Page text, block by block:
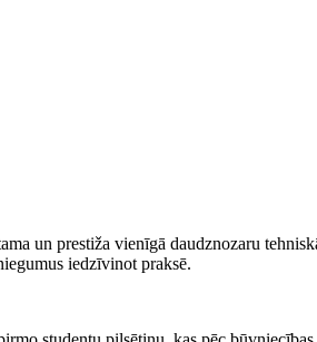
un prestiža vienīgā daudznozaru
iedzīvinot praksē.